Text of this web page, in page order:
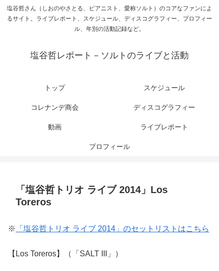
塩谷哲さん（しおのやさとる、ピアニスト、愛称ソルト）のコアなファンによ
るサイト。ライブレポート、スケジュール、ディスコグラフィー、プロフィー
ル、年別の活動記録など。
塩谷哲レポート－ソルトのライブと活動
トップ スケジュール
コレナンデ商会 ディスコグラフィー
動画 ライブレポート
プロフィール
「塩谷哲トリオ ライブ 2014」Los
Toreros
※ 「塩谷哲トリオ ライブ 2014」のセットリストはこちら
【Los Toreros】（「SALT III」）